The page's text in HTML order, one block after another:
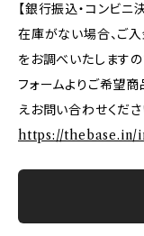
【銀行振込・コンビニ
在庫がない場合、ご
をお調べいたします
フォームよりご希望商
えお問い合わせくださ
https://